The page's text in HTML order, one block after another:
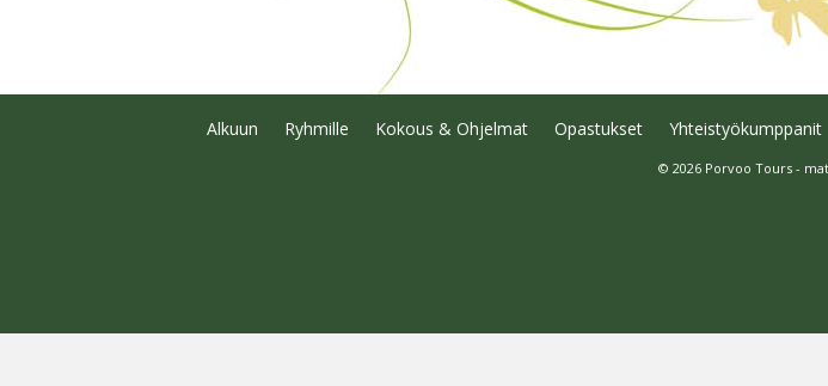
Alkuun Ryhmille Kokous & Ohjelmat Opastukset Yhteistyökumppanit
© 2026 Porvoo Tours -